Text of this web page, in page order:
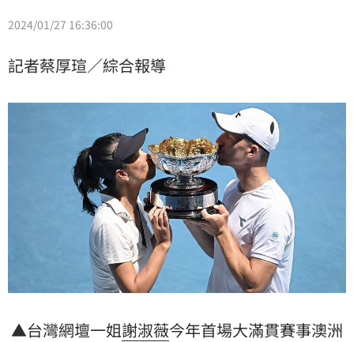
2024/01/27 16:36:00
記者蔡厚瑄／綜合報導
▲台灣網壇一姐謝淑薇今年首場大滿貫賽事澳洲